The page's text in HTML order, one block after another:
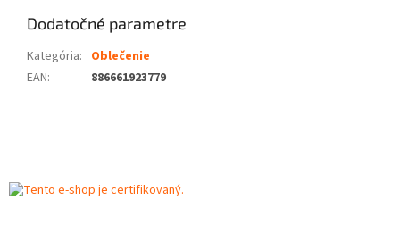
Dodatočné parametre
Kategória: Oblečenie
EAN: 886661923779